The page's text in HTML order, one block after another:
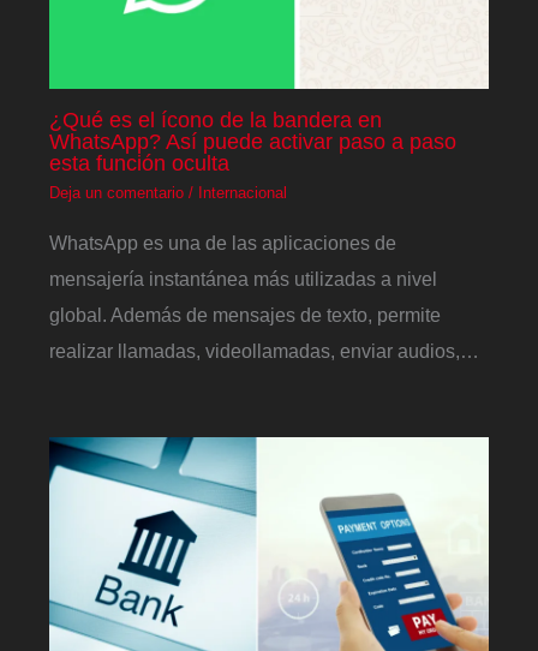
¿Qué es el ícono de la bandera en
WhatsApp? Así puede activar paso a paso
esta función oculta
Deja un comentario / Internacional
WhatsApp es una de las aplicaciones de
mensajería instantánea más utilizadas a nivel
global. Además de mensajes de texto, permite
realizar llamadas, videollamadas, enviar audios,…